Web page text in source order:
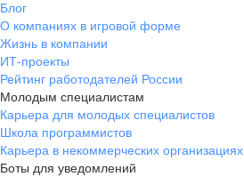
Блог
О компаниях в игровой форме
Жизнь в компании
ИТ-проекты
Рейтинг работодателей России
Молодым специалистам
Карьера для молодых специалистов
Школа программистов
Карьера в некоммерческих организациях
Боты для уведомлений